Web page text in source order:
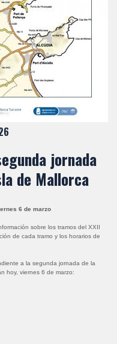
jornada
de Mallorca
6 de marzo
sobre los tramos del XXII
de cada tramo y los horarios de
a la segunda jornada de la
hoy, viernes 6 de marzo: